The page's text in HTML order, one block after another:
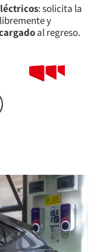
: solicita la
y
al regreso.